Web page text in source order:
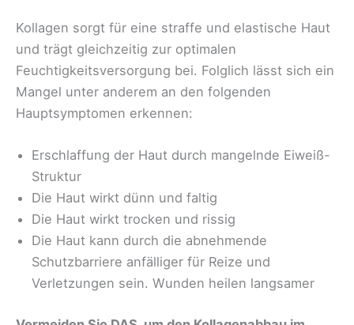
Kollagen sorgt für eine straffe und elastische Haut
und trägt gleichzeitig zur optimalen
Feuchtigkeitsversorgung bei. Folglich lässt sich ein
Mangel unter anderem an den folgenden
Hauptsymptomen erkennen:
Erschlaffung der Haut durch mangelnde Eiweiß-
Struktur
Die Haut wirkt dünn und faltig
Die Haut wirkt trocken und rissig
Die Haut kann durch die abnehmende
Schutzbarriere anfälliger für Reize und
Verletzungen sein. Wunden heilen langsamer